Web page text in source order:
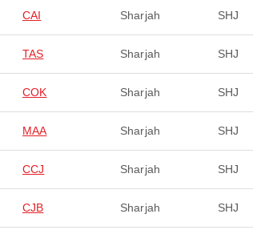
CAI Sharjah SHJ
TAS Sharjah SHJ
COK Sharjah SHJ
MAA Sharjah SHJ
CCJ Sharjah SHJ
CJB Sharjah SHJ